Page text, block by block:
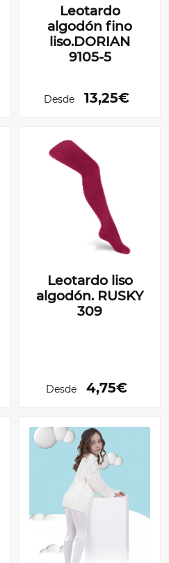
Leotardo
algodón fino
liso.DORIAN
9105-5
Desde 13,25€
Leotardo liso
algodón. RUSKY
309
Desde 4,75€